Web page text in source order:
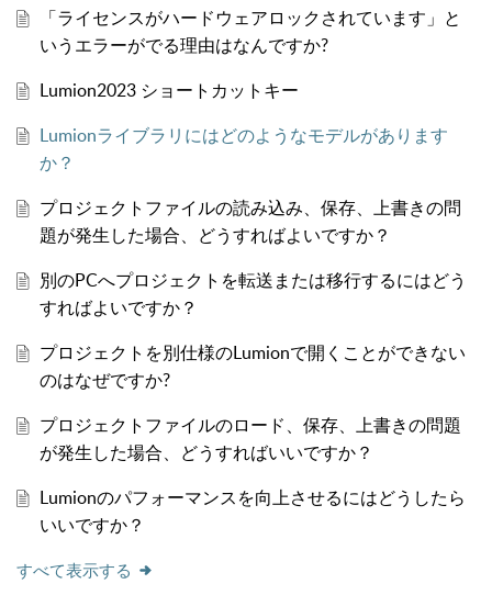
「ライセンスがハードウェアロックされています」と
いうエラーがでる理由はなんですか?
Lumion2023 ショートカットキー
Lumionライブラリにはどのようなモデルがあります
か？
プロジェクトファイルの読み込み、保存、上書きの問
題が発生した場合、どうすればよいですか？
別のPCへプロジェクトを転送または移行するにはどう
すればよいですか？
プロジェクトを別仕様のLumionで開くことができない
のはなぜですか?
プロジェクトファイルのロード、保存、上書きの問題
が発生した場合、どうすればいいですか？
Lumionのパフォーマンスを向上させるにはどうしたら
いいですか？
すべて表示する